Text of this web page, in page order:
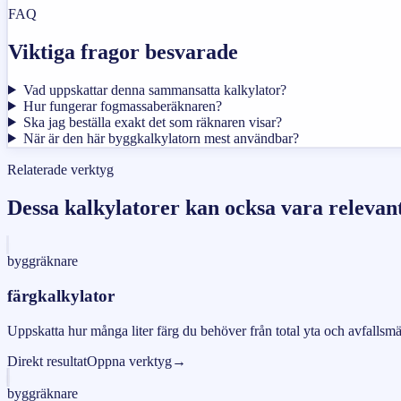
FAQ
Viktiga fragor besvarade
Vad uppskattar denna sammansatta kalkylator?
Hur fungerar fogmassaberäknaren?
Ska jag beställa exakt det som räknaren visar?
När är den här byggkalkylatorn mest användbar?
Relaterade verktyg
Dessa kalkylatorer kan ocksa vara
byggräknare
färgkalkylator
Uppskatta hur många liter färg du behöver från total yta och
Direkt resultatOppna verktyg→
byggräknare